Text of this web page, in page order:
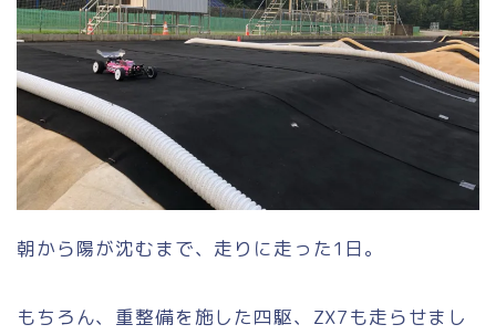
朝から陽が沈むまで、走りに走った1日。
もちろん、重整備を施した四駆、ZX7も走らせまし